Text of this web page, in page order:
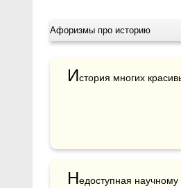
Афоризмы про историю
История многих
Недоступная